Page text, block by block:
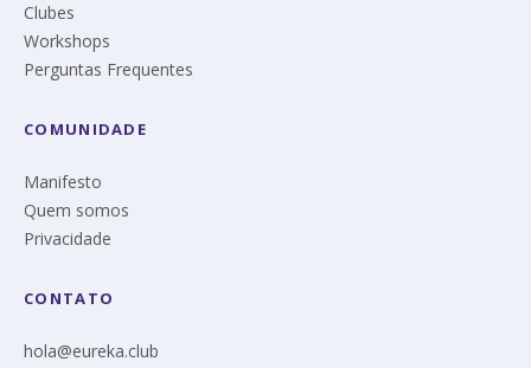
Clubes
Workshops
Perguntas Frequentes
COMUNIDADE
Manifesto
Quem somos
Privacidade
CONTATO
hola@eureka.club